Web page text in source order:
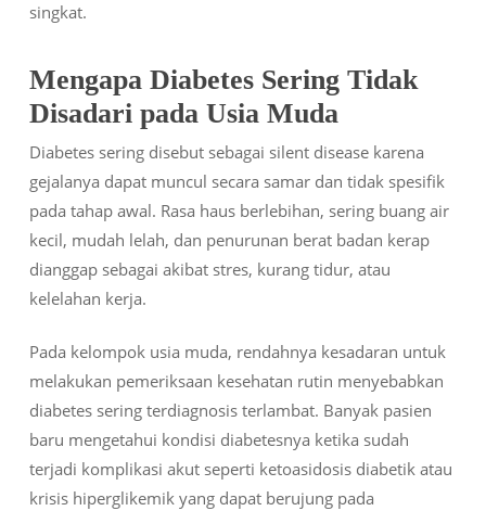
singkat.
Mengapa Diabetes Sering Tidak
Disadari pada Usia Muda
Diabetes sering disebut sebagai silent disease karena
gejalanya dapat muncul secara samar dan tidak spesifik
pada tahap awal. Rasa haus berlebihan, sering buang air
kecil, mudah lelah, dan penurunan berat badan kerap
dianggap sebagai akibat stres, kurang tidur, atau
kelelahan kerja.
Pada kelompok usia muda, rendahnya kesadaran untuk
melakukan pemeriksaan kesehatan rutin menyebabkan
diabetes sering terdiagnosis terlambat. Banyak pasien
baru mengetahui kondisi diabetesnya ketika sudah
terjadi komplikasi akut seperti ketoasidosis diabetik atau
krisis hiperglikemik yang dapat berujung pada